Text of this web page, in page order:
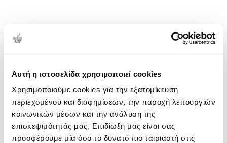
Αυτή η ιστοσελίδα χρησιμοποιεί cookies
Χρησιμοποιούμε cookies για την εξατομίκευση
περιεχομένου και διαφημίσεων, την παροχή λειτουργιών
κοινωνικών μέσων και την ανάλυση της
επισκεψιμότητάς μας. Επιδίωξη μας είναι σας
προσφέρουμε μία όσο το δυνατό πιο ταιριαστή στις